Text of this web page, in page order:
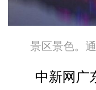
景区景色。
中新网广东